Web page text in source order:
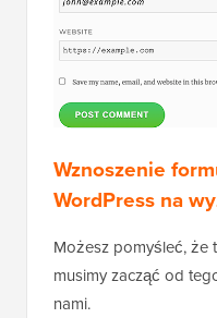
Wznoszenie
WordPress na
Możesz pomyśleć, że
musimy zacząć od
nami.